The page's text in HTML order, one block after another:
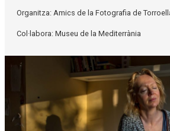
Organitza: Amics de la Fotografia de
Col·labora: Museu de la Mediterrània